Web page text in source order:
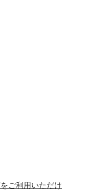
ご利用いただけ